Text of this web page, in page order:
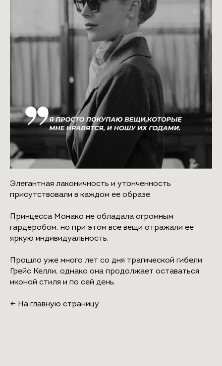
Элегантная лаконичность и утонченность
присутствовали в каждом ее образе.
Принцесса Монако не обладала огромным
гардеробом, но при этом все вещи отражали ее
яркую индивидуальность.
Прошло уже много лет со дня трагической гибели
Грейс Келли, однако она продолжает оставаться
иконой стиля и по сей день.
← На главную страницу
согласие на информационную рассылку
согласие на обработку персональных данных
в части cookie файлов
политика использования файлов
cookie
заявление об отзыве согласия на обработку